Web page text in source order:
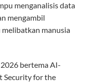
menganalisis data
mengambil
manusia
bertema AI-
Security for the